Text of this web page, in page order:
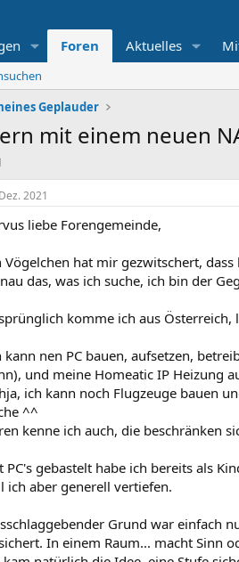
Foren Aktuelles
Geplauder
mit einem neuen
2021
liebe Forengemeinde,
Vögelchen hat mir gezwitschert,
das, was ich suche, ich bin der
komme ich aus
kann nen PC bauen, aufsetzen,
und meine Homeatic IP Heizung
ich kann noch Flugzeuge bauen
^^
kenne ich auch, die beschränken
PC's gebastelt habe ich bereits als
ich aber generell vertiefen.
Grund war einfach
In einem Raum... macht Sinn